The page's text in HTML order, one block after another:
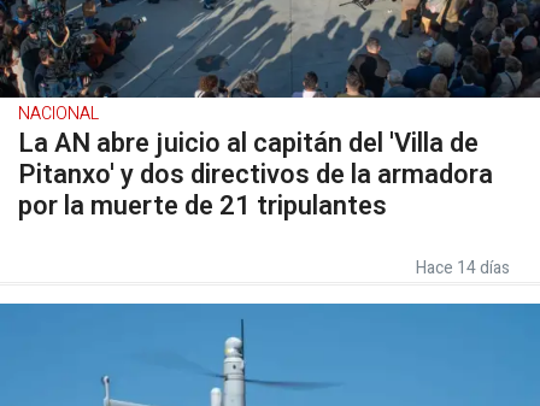
NACIONAL
La AN abre juicio al capitán del 'Villa de
Pitanxo' y dos directivos de la armadora
por la muerte de 21 tripulantes
Hace 14 días